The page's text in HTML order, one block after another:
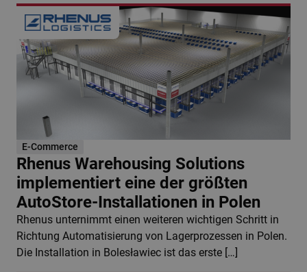
E-Commerce
Rhenus Warehousing Solutions
implementiert eine der größten
AutoStore-Installationen in Polen
Rhenus unternimmt einen weiteren wichtigen Schritt in
Richtung Automatisierung von Lagerprozessen in Polen.
Die Installation in Bolesławiec ist das erste […]